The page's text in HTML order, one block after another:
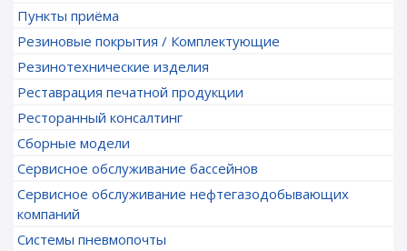
Пункты приёма
Резиновые покрытия / Комплектующие
Резинотехнические изделия
Реставрация печатной продукции
Ресторанный консалтинг
Сборные модели
Сервисное обслуживание бассейнов
Сервисное обслуживание нефтегазодобывающих
компаний
Системы пневмопочты